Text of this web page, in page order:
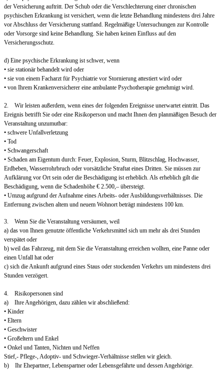
der Versicherung auftritt. Der Schub oder die Verschlechterung einer chronischen
psychischen Erkrankung ist versichert, wenn die letzte Behandlung mindestens drei Jahre
vor Abschluss der Versicherung stattfand. Regelmäßige Untersuchungen zur Kontrolle
oder Vorsorge sind keine Behandlung. Sie haben keinen Einfluss auf den
Versicherungsschutz.
d) Eine psychische Erkrankung ist schwer, wenn
• sie stationär behandelt wird oder
• sie von einem Facharzt für Psychiatrie vor Stornierung attestiert wird oder
• von Ihrem Krankenversicherer eine ambulante Psychotherapie genehmigt wird.
2. Wir leisten außerdem, wenn eines der folgenden Ereignisse unerwartet eintritt. Das
Ereignis betrifft Sie oder eine Risikoperson und macht Ihnen den planmäßigen Besuch der
Veranstaltung unzumutbar:
• schwere Unfallverletzung
• Tod
• Schwangerschaft
• Schaden am Eigentum durch: Feuer, Explosion, Sturm, Blitzschlag, Hochwasser,
Erdbeben, Wasserrohrbruch oder vorsätzliche Straftat eines Dritten. Sie müssen zur
Aufklärung vor Ort sein oder die Beschädigung ist erheblich. Als erheblich gilt die
Beschädigung, wenn die Schadenhöhe € 2.500,– übersteigt.
• Umzug aufgrund der Aufnahme eines Arbeits- oder Ausbildungsverhältnisses. Die
Entfernung zwischen altem und neuem Wohnort beträgt mindestens 100 km.
3. Wenn Sie die Veranstaltung versäumen, weil
a) das von Ihnen genutzte öffentliche Verkehrsmittel sich um mehr als drei Stunden
verspätet oder
b) weil das Fahrzeug, mit dem Sie die Veranstaltung erreichen wollten, eine Panne oder
einen Unfall hat oder
c) sich die Ankunft aufgrund eines Staus oder stockenden Verkehrs um mindestens drei
Stunden verzögert.
4. Risikopersonen sind
a) Ihre Angehörigen, dazu zählen wir abschließend:
• Kinder
• Eltern
• Geschwister
• Großeltern und Enkel
• Onkel und Tanten, Nichten und Neffen
Stief,- Pflege-, Adoptiv- und Schwieger-Verhältnisse stellen wir gleich.
b) Ihr Ehepartner, Lebenspartner oder Lebensgefährte und dessen Angehörige.